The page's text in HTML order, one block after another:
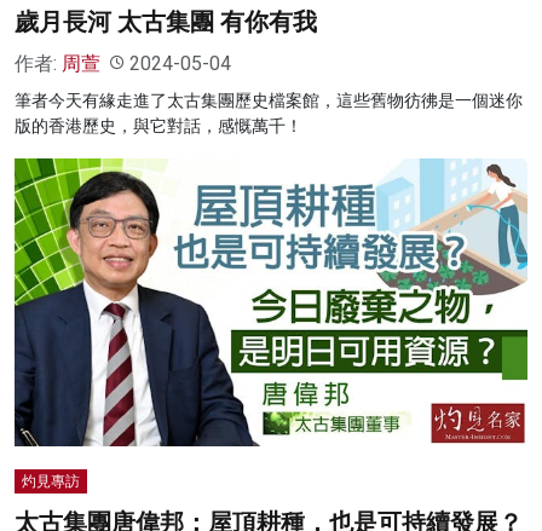
歲月長河 太古集團 有你有我
作者: 周萱 2024-05-04
筆者今天有緣走進了太古集團歷史檔案館，這些舊物彷彿是一個迷你
版的香港歷史，與它對話，感慨萬千！
灼見專訪
太古集團唐偉邦：屋頂耕種，也是可持續發展？